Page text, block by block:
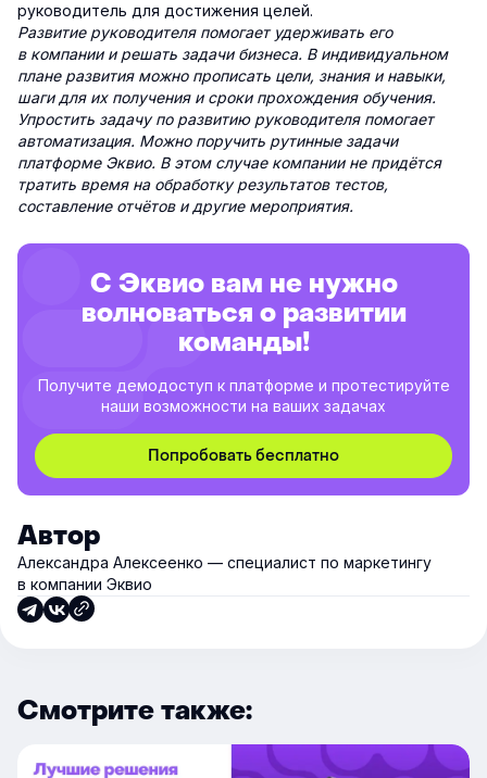
руководитель для достижения целей.
Развитие руководителя помогает удерживать его
в компании и решать задачи бизнеса. В индивидуальном
плане развития можно прописать цели, знания и навыки,
шаги для их получения и сроки прохождения обучения.
Упростить задачу по развитию руководителя помогает
автоматизация. Можно поручить рутинные задачи
платформе Эквио. В этом случае компании не придётся
тратить время на обработку результатов тестов,
составление отчётов и другие мероприятия.
С Эквио вам не нужно
волноваться о развитии
команды!
Получите демодоступ к платформе и протестируйте
наши возможности на ваших задачах
Попробовать бесплатно
Автор
Александра Алексеенко — специалист по маркетингу
в компании Эквио
Смотрите также: